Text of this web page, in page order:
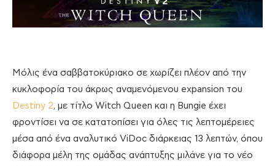
Μόλις ένα σαββατοκύριακο σε χωρίζει πλέον από την
κυκλοφορία του άκρως αναμενόμενου expansion του
Destiny 2, με τίτλο Witch Queen και η Bungie έχει
φροντίσει να σε κατατοπίσει για όλες τις λεπτομέρειες
μέσα από ένα αναλυτικό ViDoc διάρκειας 13 λεπτών, όπου
διάφορα μέλη της ομάδας ανάπτυξης μιλάνε για το νέο